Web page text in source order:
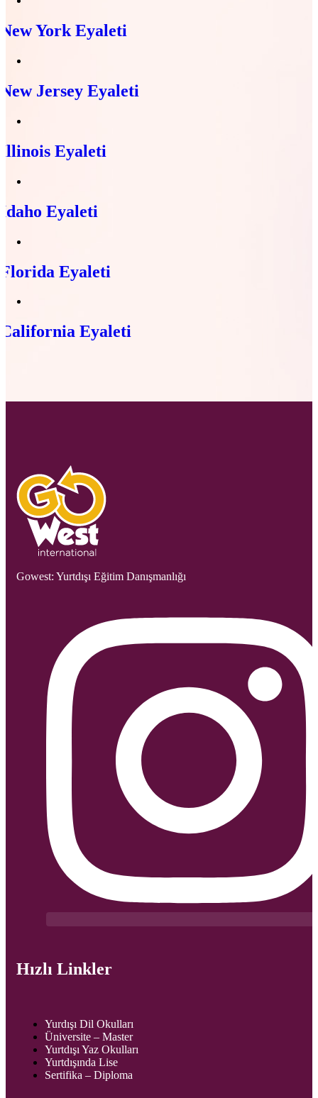
New York Eyaleti
New Jersey Eyaleti
Illinois Eyaleti
Idaho Eyaleti
Florida Eyaleti
California Eyaleti
Gowest: Yurtdışı Eğitim Danışmanlığı
Hızlı Linkler
Yurdışı Dil Okulları
Üniversite – Master
Yurtdışı Yaz Okulları
Yurtdışında Lise
Sertifika – Diploma